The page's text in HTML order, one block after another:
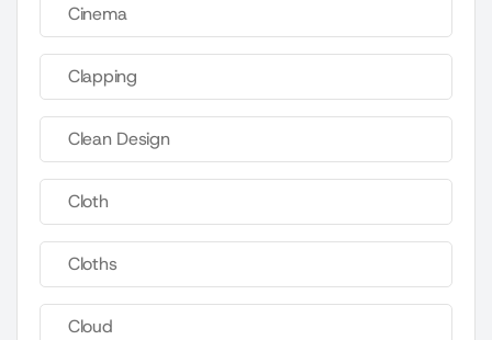
Cinema
Clapping
Clean Design
Cloth
Cloths
Cloud